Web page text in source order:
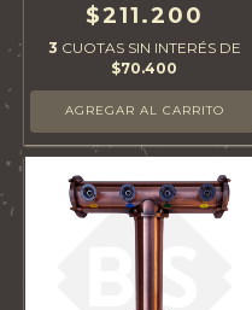
$211.200
3 CUOTAS SIN INTERÉS DE
$70.400